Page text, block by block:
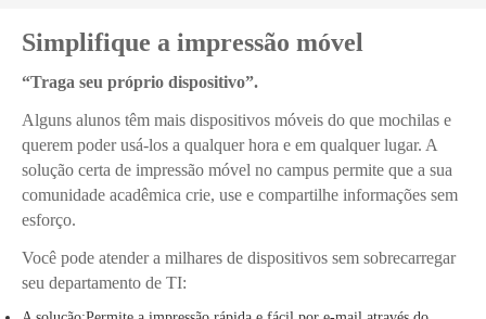
Simplifique a impressão móvel
“Traga seu próprio dispositivo”.
Alguns alunos têm mais dispositivos móveis do que mochilas e
querem poder usá-los a qualquer hora e em qualquer lugar. A
solução certa de impressão móvel no campus permite que a sua
comunidade acadêmica crie, use e compartilhe informações sem
esforço.
Você pode atender a milhares de dispositivos sem sobrecarregar
seu departamento de TI: